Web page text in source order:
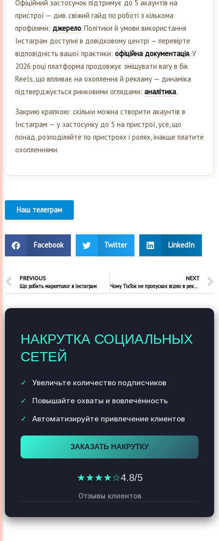
Офіційний застосунок підтримує до 5 акаунтів на
пристрої — див. свіжий гайд по роботі з кількома
профілями: джерело. Політики й умови використання
Інстаграм доступні в довідковому центрі — перевірте
відповідність вашої практики: офіційна документація. У
2026 році платформа продовжує зміщувати вагу в бік
Reels, що впливає на охоплення й рекламу — динаміка
підтверджується ринковими оглядами: аналітика.
Закрию крапкою: скільки можна створити акаунтів в
Інстаграм — у застосунку до 5 на пристрої, усе, що
понад, розподіляйте по пристроях і ролях, інакше платите
охопленнями.
Наш телеграм
Facebook Twitter LinkedIn
PREVIOUS
Що робить маркетолог в Інстаграм
NEXT
Чому ТікТок не пропускає відео в рекомендації
НАКРУТКА СОЦИАЛЬНЫХ
СЕТЕЙ
Увеличьте количество подписчиков
Повышайте охваты и вовлечённость
Автоматизируйте привлечение клиентов
ЗАКАЗАТЬ НАКРУТКУ
★★★★☆4.8/5
Отзывы клиентов